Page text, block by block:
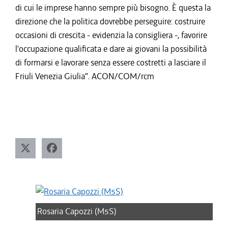
di cui le imprese hanno sempre più bisogno. È questa la
direzione che la politica dovrebbe perseguire: costruire
occasioni di crescita - evidenzia la consigliera -, favorire
l'occupazione qualificata e dare ai giovani la possibilità
di formarsi e lavorare senza essere costretti a lasciare il
Friuli Venezia Giulia". ACON/COM/rcm
Rosaria Capozzi (M5S)